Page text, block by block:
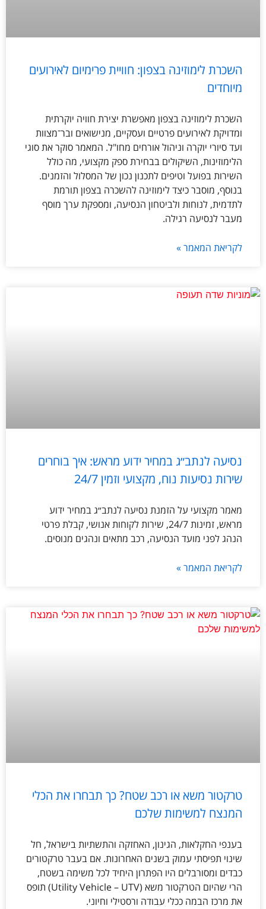
השכרת לימוזינה בצפון: חוויית פרימיום לאירועים
מיוחדים
השכרת לימוזינה בצפון מאפשרת יצירת חוויה יוקרתית
ומדויקת לאירועים פרטיים ועסקיים, מנישואים ובר־מצוות
ועד סיורי יוקרה וניהול אורחים מחו"ל. המאמר סוקר את סוגי
הלימוזינות, השיקולים בבחירת ספק מקצועי, מה כולל
השירות בפועל וטיפים לתכנון נכון של המסלול והזמנים.
בנוסף, מוסבר כיצד לימוזינה להשכרה בצפון תורמת
לתדמית, לנוחות ולביטחון הנסיעה, ומספקת ערך מוסף
מעבר לנסיעה רגילה.
לקריאת המאמר »
נסיעה לנתב״ג במחיר ידוע מראש: איך בוחרים
שירות נסיעות נוח, מקצועי וזמין 24/7
מאמר מקצועי על הזמנת נסיעה לנתב״ג במחיר ידוע
מראש, זמינות 24/7, שירות לקוחות אנושי, קבלת פרטי
הנהג לפני מועד הנסיעה, רכב מתאים ונהגים מנוסים.
לקריאת המאמר »
טרקטור משא או רכב שטח? כך תבחרו את הכלי
המנצח למשימות שלכם
בענפי החקלאות, הגינון, האחזקה והתשתיות בישראל, חל
שינוי תפיסתי עמוק בשנים האחרונות. אם בעבר טרקטורים
כבדים ומסורבלים היו הפתרון היחיד לכל משימה בשטח,
הרי שהיום הטרקטור משא (Utility Vehicle – UTV) תופס
את מרכז הבמה ככלי עבודה ורסטילי וחיוני.